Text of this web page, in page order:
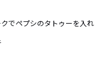
でペプシのタトゥーを入れ